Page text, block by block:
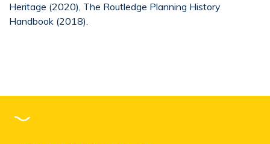
Heritage (2020), The Routledge Planning History
Handbook (2018).